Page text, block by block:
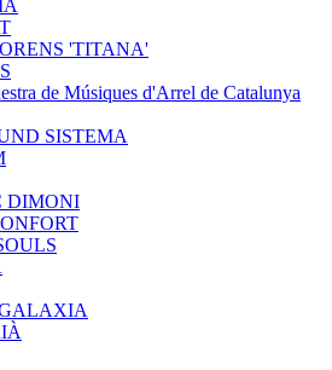
'TITANA'
de Músiques d'Arrel de Catalunya
SISTEMA
DIMONI